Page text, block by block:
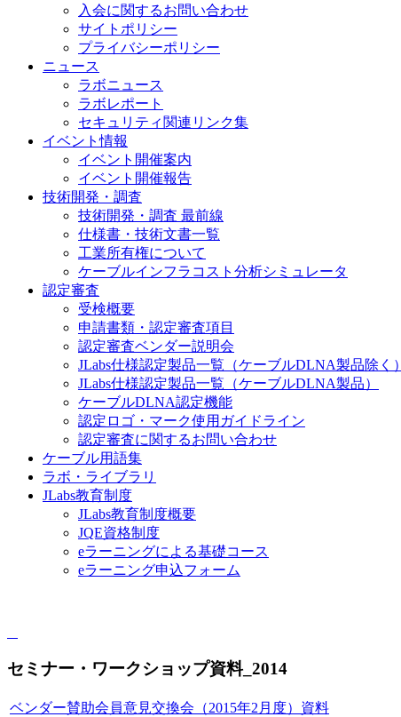
入会に関するお問い合わせ
サイトポリシー
プライバシーポリシー
ニュース
ラボニュース
ラボレポート
セキュリティ関連リンク集
イベント情報
イベント開催案内
イベント開催報告
技術開発・調査
技術開発・調査 最前線
仕様書・技術文書一覧
工業所有権について
ケーブルインフラコスト分析シミュレータ
認定審査
受検概要
申請書類・認定審査項目
認定審査ベンダー説明会
JLabs仕様認定製品一覧（ケーブルDLNA製品除く）
JLabs仕様認定製品一覧（ケーブルDLNA製品）
ケーブルDLNA認定機能
認定ロゴ・マーク使用ガイドライン
認定審査に関するお問い合わせ
ケーブル用語集
ラボ・ライブラリ
JLabs教育制度
JLabs教育制度概要
JQE資格制度
eラーニングによる基礎コース
eラーニング申込フォーム
セミナー・ワークショップ資料_2014
ベンダー賛助会員意見交換会（2015年2月度）資料